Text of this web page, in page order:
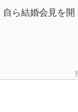
ら結婚会見を開